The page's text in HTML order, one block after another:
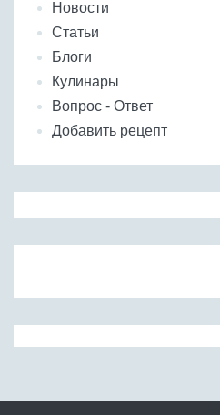
Новости
Статьи
Блоги
Кулинары
Вопрос - Ответ
Добавить рецепт